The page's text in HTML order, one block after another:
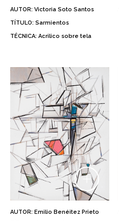
AUTOR: Victoria Soto Santos
TÍTULO: Sarmientos
TÉCNICA: Acrilico sobre tela
AUTOR: Emilio Benéitez Prieto